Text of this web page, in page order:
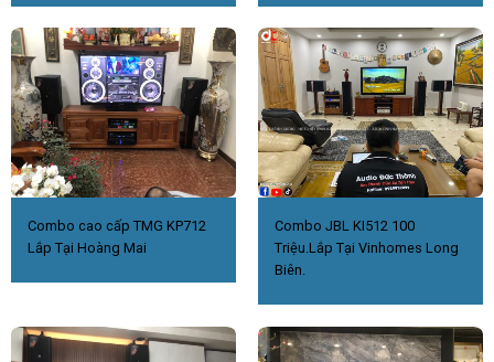
Combo cao cấp TMG KP712
Lắp Tại Hoàng Mai
Combo JBL KI512 100
Triệu.Lắp Tại Vinhomes Long
Biên.